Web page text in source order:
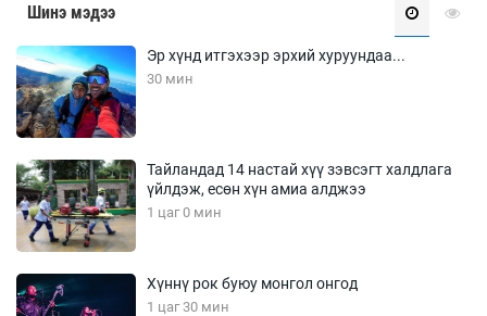
Шинэ мэдээ
Эр хүнд итгэхээр эрхий хуруундаа...
30 мин
Тайландад 14 настай хүү зэвсэгт халдлага
үйлдэж, есөн хүн амиа алджээ
1 цаг 0 мин
Хүннү рок буюу монгол онгод
1 цаг 30 мин